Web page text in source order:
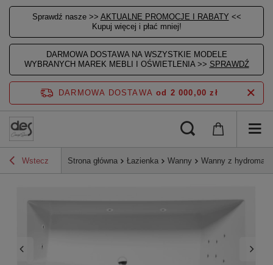
Sprawdź nasze >> AKTUALNE PROMOCJE I RABATY <<
Kupuj więcej i płać mniej!
DARMOWA DOSTAWA NA WSZYSTKIE MODELE
WYBRANYCH MAREK MEBLI I OŚWIETLENIA >> SPRAWDŹ
DARMOWA DOSTAWA od 2 000,00 zł
Wstecz Strona główna Łazienka Wanny Wanny z